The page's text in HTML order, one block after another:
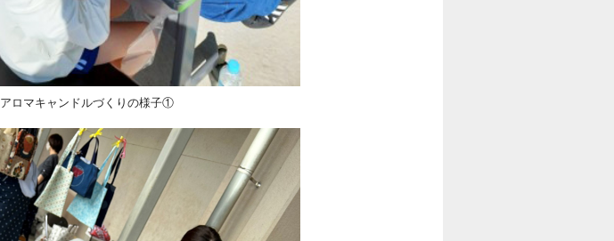
アロマキャンドルづくりの様子①